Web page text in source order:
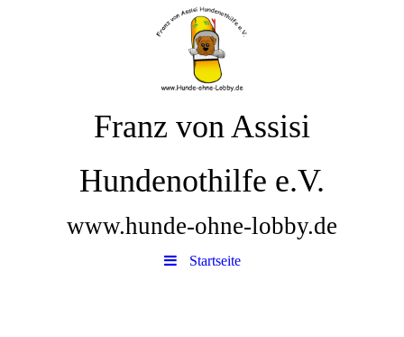
Franz von Assisi
Hundenothilfe e.V.
www.hunde-ohne-lobby.de
Startseite